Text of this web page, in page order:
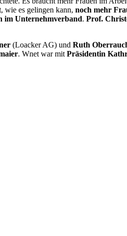
wie es gelingen kann, noch mehr
im Unternehmverband. Prof.
(Loacker AG) und Ruth
. Wnet war mit Präsidentin